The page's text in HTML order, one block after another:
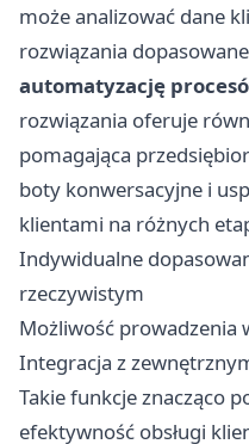
może analizować dane
rozwiązania
automatyzację
rozwiązania oferuje
pomagająca
boty konwersacyjne i
klientami na różnych
Indywidualne
rzeczywistym
Możliwość prowadzenia
Integracja z
Takie funkcje znacząco
efektywność obsługi